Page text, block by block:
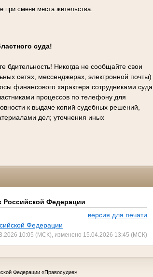
при смене места жительства.
суда!
бдительность! Никогда не сообщайте свои
сетях, мессенджерах, электронной почты)
финансового характера сотрудниками суда
процессов по телефону для
к выдаче копий судебных решений,
дел; уточнения иных
Российской Федерации
версия для печати
Федерации
10:05 (МСК), изменено 15.04.2026 13:45 (МСК)
Федерации «Правосудие»